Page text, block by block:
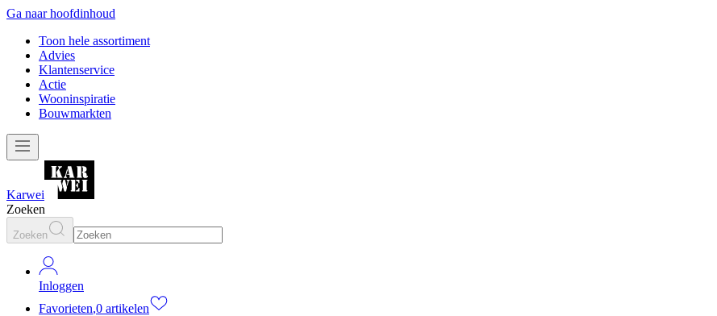
Ga naar hoofdinhoud
Toon hele assortiment
Advies
Klantenservice
Actie
Wooninspiratie
Bouwmarkten
Karwei
Zoeken
Zoeken
Inloggen
Favorieten,0 artikelen